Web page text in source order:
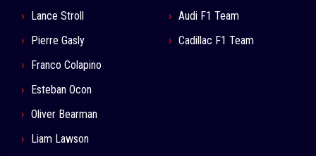
Lance Stroll
Pierre Gasly
Franco Colapino
Esteban Ocon
Oliver Bearman
Liam Lawson
Audi F1 Team
Cadillac F1 Team